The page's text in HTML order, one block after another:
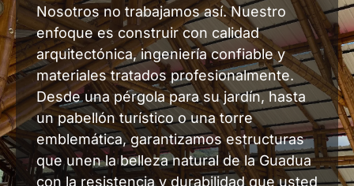
Nosotros no trabajamos así. Nuestro
enfoque es construir con calidad
arquitectónica, ingeniería confiable y
materiales tratados profesionalmente.
Desde una pérgola para su jardín, hasta
un pabellón turístico o una torre
emblemática, garantizamos estructuras
que unen la belleza natural de la Guadua
con la resistencia y durabilidad que usted